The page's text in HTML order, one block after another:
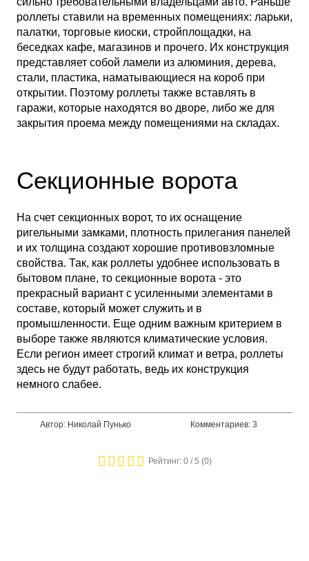
роллеты ставили на временных помещениях: ларьки,
палатки, торговые киоски, стройплощадки, на
беседках кафе, магазинов и прочего. Их конструкция
представляет собой ламели из алюминия, дерева,
стали, пластика, наматывающиеся на короб при
открытии. Поэтому роллеты также вставлять в
гаражи, которые находятся во дворе, либо же для
закрытия проема между помещениями на складах.
Секционные ворота
На счет секционных ворот, то их оснащение
ригельными замками, плотность прилегания панелей
и их толщина создают хорошие противовзломные
свойства. Так, как роллеты удобнее использовать в
бытовом плане, то секционные ворота - это
прекрасный вариант с усиленными элементами в
составе, который может служить и в
промышленности. Еще одним важным критерием в
выборе также являются климатические условия.
Если регион имеет строгий климат и ветра, роллеты
здесь не будут работать, ведь их конструкция
немного слабее.
Автор: Николай Пунько Комментариев: 3
Рейтинг: 0/ 5 (0)